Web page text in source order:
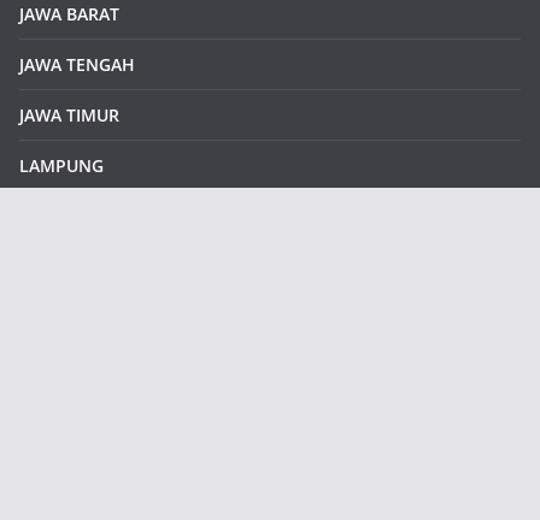
JAWA BARAT
JAWA TENGAH
JAWA TIMUR
LAMPUNG